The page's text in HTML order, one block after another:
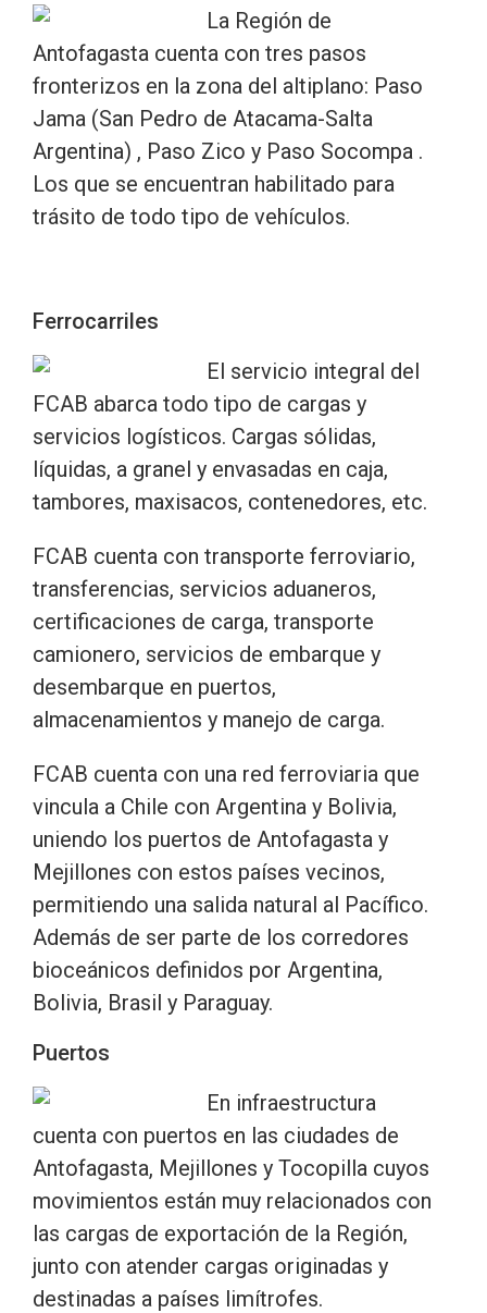
La Región de
Antofagasta cuenta con tres pasos
fronterizos en la zona del altiplano: Paso
Jama (San Pedro de Atacama-Salta
Argentina) , Paso Zico y Paso Socompa .
Los que se encuentran habilitado para
trásito de todo tipo de vehículos.
Ferrocarriles
El servicio integral del
FCAB abarca todo tipo de cargas y
servicios logísticos. Cargas sólidas,
líquidas, a granel y envasadas en caja,
tambores, maxisacos, contenedores, etc.
FCAB cuenta con transporte ferroviario,
transferencias, servicios aduaneros,
certificaciones de carga, transporte
camionero, servicios de embarque y
desembarque en puertos,
almacenamientos y manejo de carga.
FCAB cuenta con una red ferroviaria que
vincula a Chile con Argentina y Bolivia,
uniendo los puertos de Antofagasta y
Mejillones con estos países vecinos,
permitiendo una salida natural al Pacífico.
Además de ser parte de los corredores
bioceánicos definidos por Argentina,
Bolivia, Brasil y Paraguay.
Puertos
En infraestructura
cuenta con puertos en las ciudades de
Antofagasta, Mejillones y Tocopilla cuyos
movimientos están muy relacionados con
las cargas de exportación de la Región,
junto con atender cargas originadas y
destinadas a países limítrofes.